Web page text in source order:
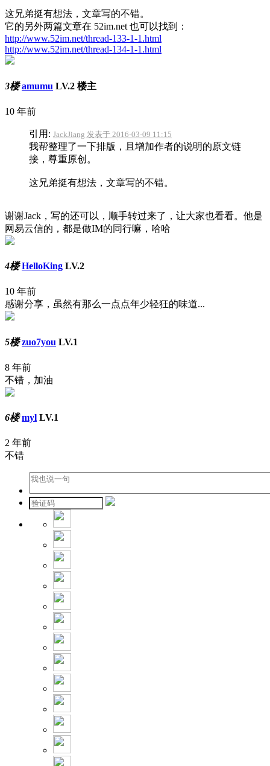
这兄弟挺有想法，文章写的不错。
它的另外两篇文章在 52im.net 也可以找到：
http://www.52im.net/thread-133-1-1.html
http://www.52im.net/thread-134-1-1.html
3楼 amumu LV.2 楼主
10 年前
引用: JackJiang 发表于 2016-03-09 11:15
我帮整理了一下排版，且增加作者的说明的原文链
接，尊重原创。
这兄弟挺有想法，文章写的不错。
谢谢Jack，写的还可以，顺手转过来了，让大家也看看。他是
网易云信的，都是做IM的同行嘛，哈哈
4楼 HelloKing LV.2
10 年前
感谢分享，虽然有那么一点点年少轻狂的味道...
5楼 zuo7you LV.1
8 年前
不错，加油
6楼 myl LV.1
2 年前
不错